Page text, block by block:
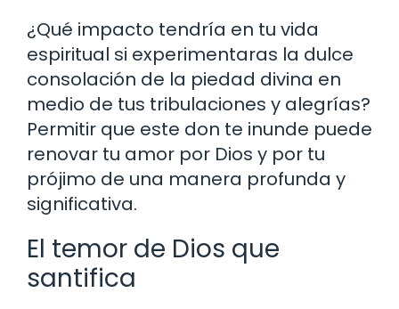
¿Qué impacto tendría en tu vida
espiritual si experimentaras la dulce
consolación de la piedad divina en
medio de tus tribulaciones y alegrías?
Permitir que este don te inunde puede
renovar tu amor por Dios y por tu
prójimo de una manera profunda y
significativa.
El temor de Dios que
santifica